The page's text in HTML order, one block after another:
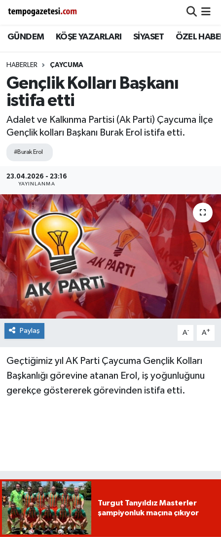
GÜNDEM KÖŞE YAZARLARI SİYASET ÖZEL
HABERLER ÇAYCUMA
Gençlik Kolları Başkanı
istifa etti
Adalet ve Kalkınma Partisi (Ak Parti) Çaycuma İlçe
Gençlik kolları Başkanı Burak Erol istifa etti.
#Burak Erol
23.04.2026 - 23:16
YAYINLANMA
Paylaş A- A+
Geçtiğimiz yıl AK Parti Çaycuma Gençlik Kolları
Başkanlığı görevine atanan Erol, iş yoğunluğunu
gerekçe göstererek görevinden istifa etti.
Turgut Tanyıldız Masterler
şampiyonluk maçına çıkıyor
Alaplı
Çaycuma
Devrek
Gökçebey
Kilimli
Kozlu
Siyaset
SPOR
YAŞAM
Zonguldak
Zonguldak Nöbetçi Eczaneler
Zonguldak Hava Durumu
Zonguldak Namaz Vakitleri
Süper Lig Puan Durumu ve Fikstür
Son Dakika Haberleri
Haber Arşivi